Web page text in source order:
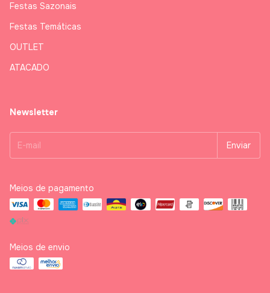
Festas Sazonais
Festas Temáticas
OUTLET
ATACADO
Newsletter
Meios de pagamento
Meios de envio